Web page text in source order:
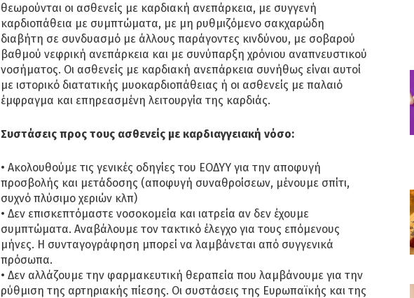
θεωρούνται οι ασθενείς με καρδιακή ανεπάρκεια, με συγγενή
καρδιοπάθεια με συμπτώματα, με μη ρυθμιζόμενο σακχαρώδη
διαβήτη σε συνδυασμό με άλλους παράγοντες κινδύνου, με σοβαρού
βαθμού νεφρική ανεπάρκεια και με συνύπαρξη χρόνιου αναπνευστικού
νοσήματος. Οι ασθενείς με καρδιακή ανεπάρκεια συνήθως είναι αυτοί
με ιστορικό διατατικής μυοκαρδιοπάθειας ή οι ασθενείς με παλαιό
έμφραγμα και επηρεασμένη λειτουργία της καρδιάς.
Συστάσεις προς τους ασθενείς με καρδιαγγειακή νόσο:
• Ακολουθούμε τις γενικές οδηγίες του ΕΟΔΥΥ για την αποφυγή
προσβολής και μετάδοσης (αποφυγή συναθροίσεων, μένουμε σπίτι,
συχνό πλύσιμο χεριών κλπ)
• Δεν επισκεπτόμαστε νοσοκομεία και ιατρεία αν δεν έχουμε
συμπτώματα. Αναβάλουμε τον τακτικό έλεγχο για τους επόμενους
μήνες. Η συνταγογράφηση μπορεί να λαμβάνεται από συγγενικά
πρόσωπα.
• Δεν αλλάζουμε την φαρμακευτική θεραπεία που λαμβάνουμε για την
ρύθμιση της αρτηριακής πίεσης. Οι συστάσεις της Ευρωπαϊκής και της